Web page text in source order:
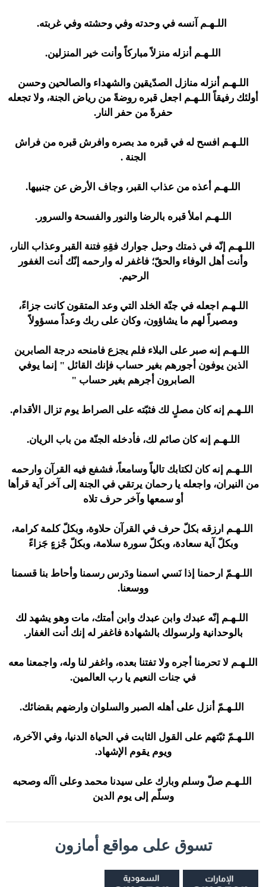
اللـهـم آنسه في وحدته وفي وحشته وفي غربته.
اللـهـم أنزله منزلاً مباركاً وأنت خير المنزلين.
اللـهـم أنزله منازل الصدّيقين والشهداء والصالحين وحسن
أولئك رفيقاً اللـهـم اجعل قبره روضةً من رياض الجنة، ولا تجعله
حفرةً من حفر النار.
اللـهـم افسح له في قبره مد بصره وافرش قبره من فراش
الجنة .
اللـهـم أعذه من عذاب القبر، وجاف الأرض عن جنبيها.
اللـهـم املأ قبره بالرضا والنور والفسحة والسرور.
اللـهـم إنّه في ذمتك وحبل جوارك فقِهِ فتنة القبر وعذاب النار،
وأنت أهل الوفاء والحقّ؛ فاغفر له وارحمه إنّك أنت الغفور
الرحيم.
اللـهـم اجعله في جنّة الخلد التي وعد المتقون كانت جزاءً،
ومصيراً لهم ما يشاؤون، وكان على ربك وعداً مسؤولاً
اللـهـم إنه صبر على البلاء فلم يجزع فامنحه درجة الصابرين
الذين يوفون أجورهم بغير حساب فإنك القائل " إنما يوفي
الصابرون أجرهم بغير حساب "
اللـهـم إنه كان مصلٍ لك فثبّته على الصراط يوم تزال الأقدام.
اللـهـم إنه كان صائم لك، فأدخله الجنّة من باب الريان.
اللـهـم إنه كان لكتابك تالياً وسامعاً، فشفع فيه القرآن وارحمه
من النيران، واجعله يا رحمان يرتقي في الجنة إلى آخر آية قرأها
أو سمعها وآخر حرف تلاه
اللـهـم ارزقه بكلّ حرف في القرآن حلاوة، وبكلّ كلمة كرامة،
وبكلّ آية سعادة، وبكلّ سورة سلامة، وبكلّ جْزءٍ جَزاءً
اللـهـمّ ارحمنا إذا نَسي اسمنا ودَرس رسمنا وأحاط بنا قسمنا
ووسعنا.
اللـهـم إنّه عبدك وابن عبدك وابن أمتك، مات وهو يشهد لك
بالوحدانية ولرسولك بالشهادة فاغفر له إنك أنت الغفار.
اللـهـم لا تحرمنا أجره ولا تفتنا بعده، واغفر لنا وله، واجمعنا معه
في جنات النعيم يا رب العالمين.
اللـهـمّ أنزل على أهله الصبر والسلوان وارضهم بقضائك.
اللـهـمّ ثبّتهم على القول الثابت في الحياة الدنيا، وفي الآخرة،
ويوم يقوم الإشهاد.
اللـهـم صلّ وسلم وبارك على سيدنا محمد وعلى اآله وصحبه
وسلّم إلى يوم الدين
تسوق على مواقع أمازون